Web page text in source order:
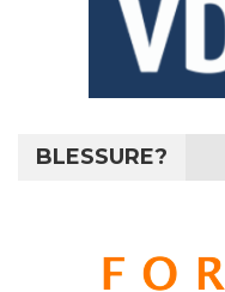
BLESSURE?